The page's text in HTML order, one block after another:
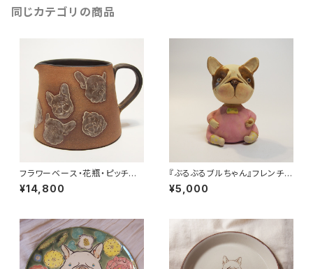
同じカテゴリの商品
フラワーベース・花瓶・ピッチャ
ー・ポット 象嵌 フレンチブル
ドッグ・パグ・ブルドッグ
¥14,800
『ぶるぶるブルちゃん』フレンチブ
ルドッグ置物
¥5,000